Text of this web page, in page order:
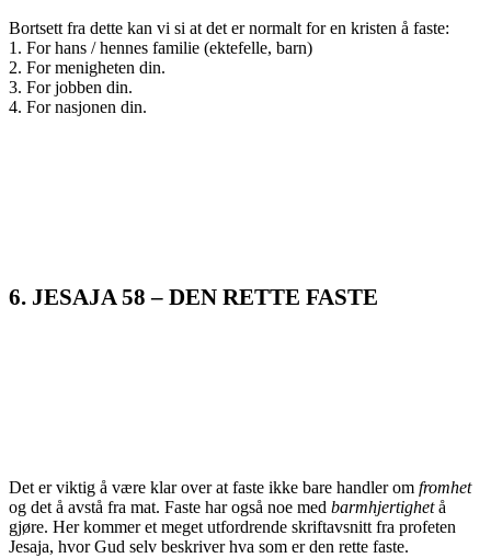
Bortsett fra dette kan vi si at det er normalt for en kristen å faste:
1. For hans / hennes familie (ektefelle, barn)
2. For menigheten din.
3. For jobben din.
4. For nasjonen din.
6. JESAJA 58 – DEN RETTE FASTE
Det er viktig å være klar over at faste ikke bare handler om fromhet
og det å avstå fra mat. Faste har også noe med barmhjertighetå
gjøre. Her kommer et meget utfordrende skriftavsnitt fra profeten
Jesaja, hvor Gud selv beskriver hva som er den rette faste.